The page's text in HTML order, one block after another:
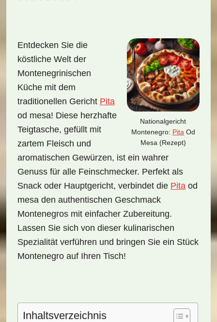
Nationalgericht
Montenegro: Pita Od
Mesa (Rezept)
Entdecken Sie die
köstliche Welt der
Montenegrinischen
Küche mit dem
traditionellen Gericht Pita
od mesa! Diese herzhafte
Teigtasche, gefüllt mit
zartem Fleisch und
aromatischen Gewürzen, ist ein wahrer
Genuss für alle Feinschmecker. Perfekt als
Snack oder Hauptgericht, verbindet die Pitaod
mesa den authentischen Geschmack
Montenegros mit einfacher Zubereitung.
Lassen Sie sich von dieser kulinarischen
Spezialität verführen und bringen Sie ein Stück
Montenegro auf Ihren Tisch!
Inhaltsverzeichnis